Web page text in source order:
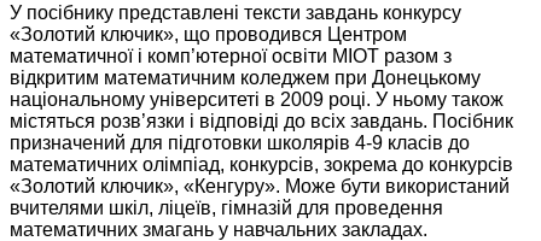
У посібнику представлені тексти завдань конкурсу
«Золотий ключик», що проводився Центром
математичної і комп’ютерної освіти МІОТ разом з
відкритим математичним коледжем при Донецькому
національному університеті в 2009 році. У ньому також
містяться розв’язки і відповіді до всіх завдань. Посібник
призначений для підготовки школярів 4-9 класів до
математичних олімпіад, конкурсів, зокрема до конкурсів
«Золотий ключик», «Кенгуру». Може бути використаний
вчителями шкіл, ліцеїв, гімназій для проведення
математичних змагань у навчальних закладах.